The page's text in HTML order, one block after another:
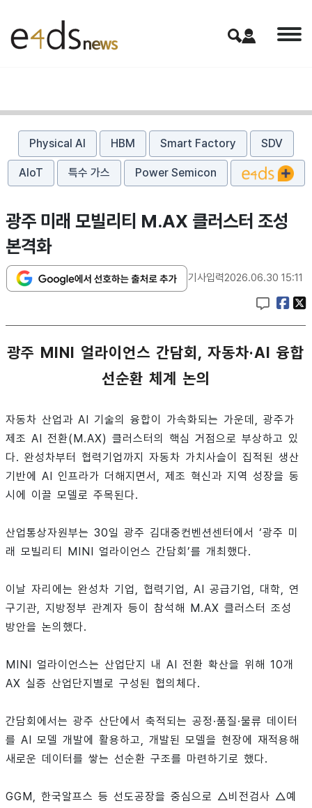
Physical AI HBM Smart Factory SDV
AIoT 특수 가스 Power Semicon
광주 미래 모빌리티 M.AX 클러스터 조성
본격화
기사입력2026.06.30 15:11
광주 MINI 얼라이언스 간담회, 자동차·AI 융합
선순환 체계 논의
자동차 산업과 AI 기술의 융합이 가속화되는 가운데, 광주가
제조 AI 전환(M.AX) 클러스터의 핵심 거점으로 부상하고 있
다. 완성차부터 협력기업까지 자동차 가치사슬이 집적된 생산
기반에 AI 인프라가 더해지면서, 제조 혁신과 지역 성장을 동
시에 이끌 모델로 주목된다.
산업통상자원부는 30일 광주 김대중컨벤션센터에서 ‘광주 미
래 모빌리티 MINI 얼라이언스 간담회’를 개최했다.
이날 자리에는 완성차 기업, 협력기업, AI 공급기업, 대학, 연
구기관, 지방정부 관계자 등이 참석해 M.AX 클러스터 조성
방안을 논의했다.
MINI 얼라이언스는 산업단지 내 AI 전환 확산을 위해 10개
AX 실증 산업단지별로 구성된 협의체다.
간담회에서는 광주 산단에서 축적되는 공정·품질·물류 데이터
를 AI 모델 개발에 활용하고, 개발된 모델을 현장에 재적용해
새로운 데이터를 쌓는 선순환 구조를 마련하기로 했다.
GGM, 한국알프스 등 선도공장을 중심으로 △비전검사 △예